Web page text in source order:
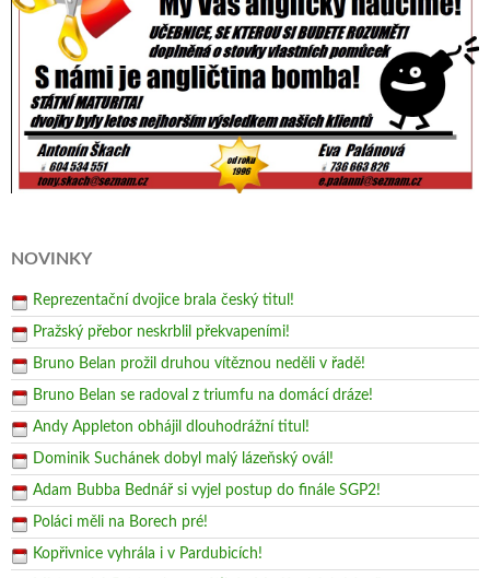
NOVINKY
Reprezentační dvojice brala český titul!
Pražský přebor neskrblil překvapeními!
Bruno Belan prožil druhou vítěznou neděli v řadě!
Bruno Belan se radoval z triumfu na domácí dráze!
Andy Appleton obhájil dlouhodrážní titul!
Dominik Suchánek dobyl malý lázeňský ovál!
Adam Bubba Bednář si vyjel postup do finále SGP2!
Poláci měli na Borech pré!
Kopřivnice vyhrála i v Pardubicích!